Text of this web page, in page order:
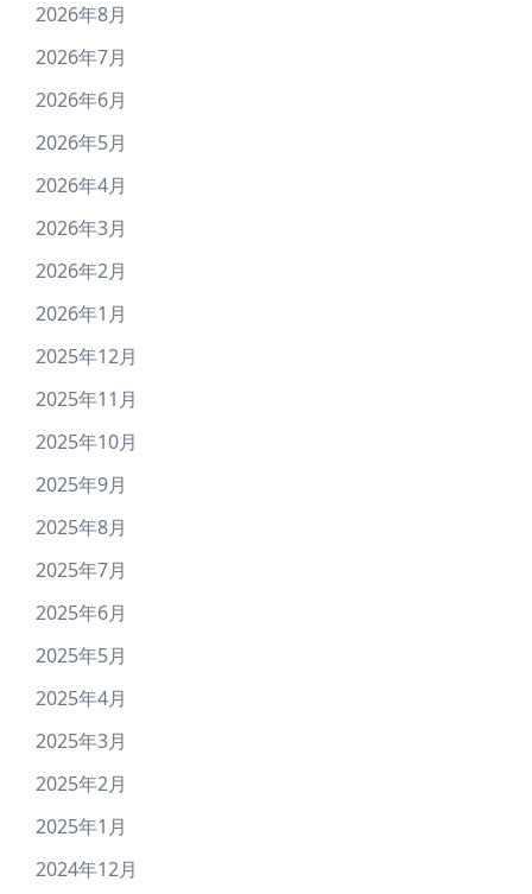
2026年8月
2026年7月
2026年6月
2026年5月
2026年4月
2026年3月
2026年2月
2026年1月
2025年12月
2025年11月
2025年10月
2025年9月
2025年8月
2025年7月
2025年6月
2025年5月
2025年4月
2025年3月
2025年2月
2025年1月
2024年12月